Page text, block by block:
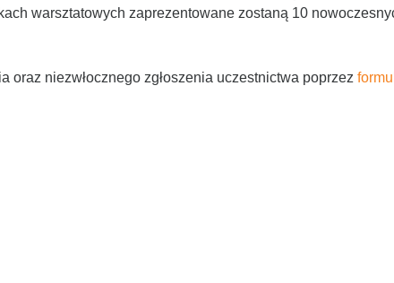
warsztatowych zaprezentowane zostaną 10
oraz niezwłocznego zgłoszenia uczestnictwa poprzez